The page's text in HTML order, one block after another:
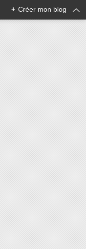
+ Créer mon blog